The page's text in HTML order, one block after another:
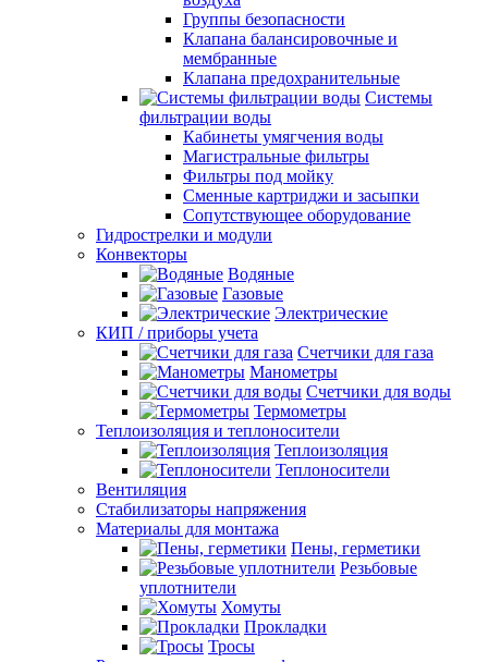
Группы безопасности
Клапана балансировочные и
мембранные
Клапана предохранительные
Системы
фильтрации воды
Кабинеты умягчения воды
Магистральные фильтры
Фильтры под мойку
Сменные картриджи и засыпки
Сопутствующее оборудование
Гидрострелки и модули
Конвекторы
Водяные
Газовые
Электрические
КИП / приборы учета
Счетчики для газа
Манометры
Счетчики для воды
Термометры
Теплоизоляция и теплоносители
Теплоизоляция
Теплоносители
Вентиляция
Стабилизаторы напряжения
Материалы для монтажа
Пены, герметики
Резьбовые
уплотнители
Хомуты
Прокладки
Тросы